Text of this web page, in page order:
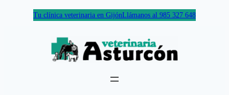
Tu clínica veterinaria en GijónLlámanos al 985 327 648